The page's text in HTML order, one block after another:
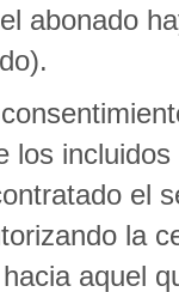
abonado
los
el
la
aquel